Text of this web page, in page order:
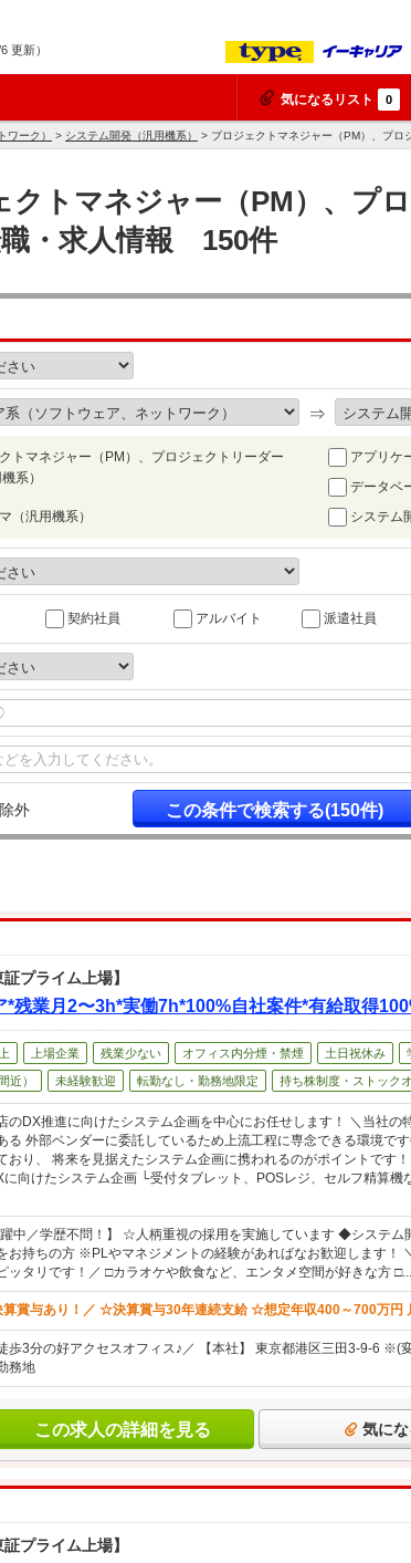
更新）
気になるリスト 0
ワーク） > システム開発（汎用機系） > プロジェクトマネジャー（PM）、プロ
クトマネジャー（PM）、プ
職・求人情報 150件
⇒
トマネジャー（PM）、プロジェクトリーダー
系）
アプリケ
データベ
（汎用機系）
システム
契約社員 アルバイト 派遣社員
外
プライム上場】
*残業月2〜3h*実働7h*100%自社案件*有給取得
上場企業 残業少ない オフィス内分煙・禁煙 土日祝休み
近） 未経験歓迎 転勤なし・勤務地限定 持ち株制度・ストック
のDX推進に向けたシステム企画を中心にお任せします！ ＼当社
る 外部ベンダーに委託しているため上流工程に専念できる環境で
おり、 将来を見据えたシステム企画に携われるのがポイントです
向けたシステム企画 └受付タブレット、POSレジ、セルフ精算機
躍中／学歴不問！】 ☆人柄重視の採用を実施しています ◆システム
お持ちの方 ※PLやマネジメントの経験があればなお歓迎します！
ッタリです！／ □カラオケや飲食など、エンタメ空間が好きな方 □...
算賞与あり！／ ☆決算賞与30年連続支給 ☆想定年収400～700万円
歩3分の好アクセスオフィス♪／ 【本社】 東京都港区三田3-9-6 ※(
務地
この求人の詳細を見る 気にな
プライム上場】